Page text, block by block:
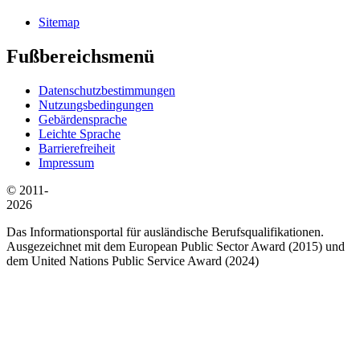
Sitemap
Fußbereichsmenü
Datenschutzbestimmungen
Nutzungsbedingungen
Gebärdensprache
Leichte Sprache
Barrierefreiheit
Impressum
© 2011-
2026
Das Informationsportal für ausländische Berufsqualifikationen.
Ausgezeichnet mit dem European Public Sector Award (2015) und
dem United Nations Public Service Award (2024)